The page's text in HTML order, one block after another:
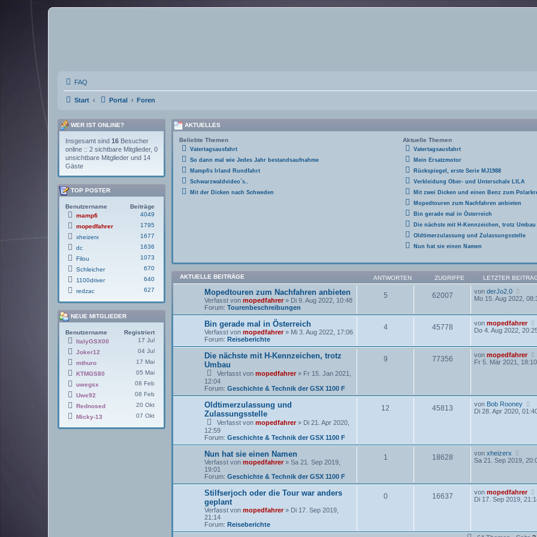
FAQ
Start Portal Foren
AKTUELLES
Beliebte Themen Aktuelle Themen
Vatertagsausfahrt
So dann mal wie Jedes Jahr bestandsaufnahme
Mampfis Irland Rundfahrt
Schwarzwaldvideo´s..
Mit der Dicken nach Schweden
Vatertagsausfahrt
Mein Ersatzmotor
Rückspiegel, erste Serie MJ1988
Verkleidung Ober- und Unterschale LILA
Mit zwei Dicken und einen Benz zum
Mopedtouren zum Nachfahren anbieten
Bin gerade mal in Österreich
Die nächste mit H-Kennzeichen, trotz Umbau
Oldtimerzulassung und Zulassungsstelle
Nun hat sie einen Namen
AKTUELLE BEITRÄGE ANTWORTEN ZUGRIFFE LETZTER
Mopedtouren zum Nachfahren anbieten
Verfasst von mopedfahrer » Di 9. Aug 2022, 10:48
Forum: Tourenbeschreibungen
5 62007 vonderJo2.0
e
t
e
B
e
i
Mo 15. Aug 2022,
Bin gerade mal in Österreich
Verfasst von mopedfahrer» Mi 3. Aug 2022, 17:06
Forum: Reiseberichte
4 45778 vonmopedfahrer
e
a
Do 4. Aug 2022,
Die nächste mit H-Kennzeichen, trotz
Umbau
Verfasst von mopedfahrer » Fr 15. Jan 2021,
12:04
Forum: Geschichte & Technik der GSX 1100 F
9 77356 vonmopedfahrer
e
Fr 5. Mär 2021, 18:10
Oldtimerzulassung und
Zulassungsstelle
Verfasst von mopedfahrer» Di 21. Apr 2020,
12:59
Forum: Geschichte & Technik der GSX 1100 F
12 45813 von Bob Rooney
e
e
B
t
r
a
g
Di 28. Apr 2020,
Nun hat sie einen Namen
Verfasst von mopedfahrer » Sa 21. Sep 2019,
19:01
Forum: Geschichte & Technik der GSX 1100 F
1 18628 vonxheizerx
e
e
r
t
Sa 21. Sep 2019,
Stilfserjoch oder die Tour war anders
geplant
Verfasst von mopedfahrer» Di 17. Sep 2019,
21:14
Forum: Reiseberichte
0 16637 vonmopedfahrer
Di 17. Sep 2019,
WER IST ONLINE?
Insgesamt sind 16 Besucher
online :: 2 sichtbare Mitglieder, 0
unsichtbare Mitglieder und 14
Gäste
TOP POSTER
Benutzername
Beiträge
mampfi
4049
mopedfahrer
1795
xheizerx
1677
dc
1636
Filou
1073
Schleicher
670
1100driver
640
redzac
627
NEUE MITGLIEDER
Benutzername
Registriert
ItalyGSX00
17 Jul
Joker12
04 Jul
mthuro
17 Mai
KTMGS80
05 Mai
uwegsx
08 Feb
Uwe92
08 Feb
Rednosed
20 Okt
Micky-13
07 Okt